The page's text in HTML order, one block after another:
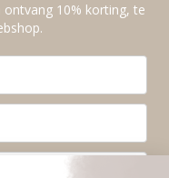
10% korting, te